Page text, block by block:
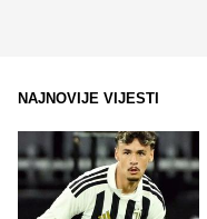
NAJNOVIJE VIJESTI